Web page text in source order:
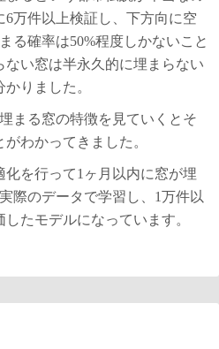
万件以上検証し、下方向に空
る確率は50%程度しかないこと
ない窓は半永久的に埋まらない
りました。
まる窓の特徴を見ていくとそ
わかってきました。
を行って1ヶ月以内に窓が埋
際のデータで学習し、1万件以
したモデルになっています。